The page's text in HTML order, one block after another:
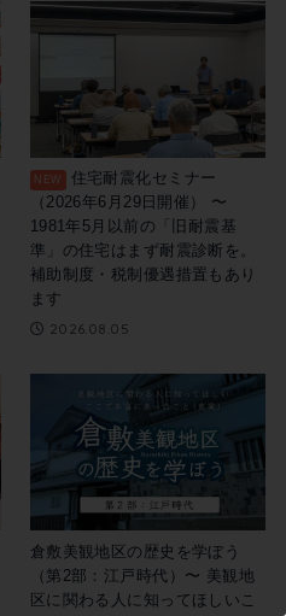
住宅耐震化セミナー
（2026年6月29日開催） 〜
1981年5月以前の「旧耐震基
準」の住宅はまず耐震診断を。
補助制度・税制優遇措置もあり
ます
2026.08.05
倉敷美観地区の歴史を学ぼう
（第2部：江戸時代）〜 美観地
区に関わる人に知ってほしいこ